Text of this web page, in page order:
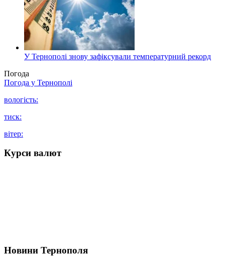
У Тернополі знову зафіксували температурний рекорд
Погода
Погода у Тернополі
вологість:
тиск:
вітер:
Курси валют
Новини Тернополя